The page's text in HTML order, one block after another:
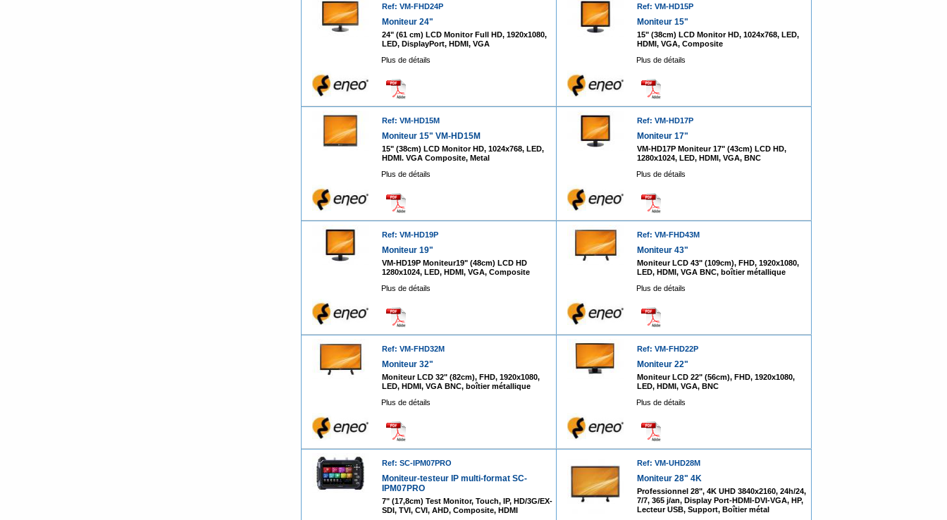
Ref: VM-FHD24P
Moniteur 24"
24" (61 cm) LCD Monitor Full HD, 1920x1080,
LED, DisplayPort, HDMI, VGA
Plus de détails
Ref: VM-HD15P
Moniteur 15"
15" (38cm) LCD Monitor HD, 1024x768, LED,
HDMI, VGA, Composite
Plus de détails
Ref: VM-HD15M
Moniteur 15" VM-HD15M
15" (38cm) LCD Monitor HD, 1024x768, LED,
HDMI. VGA Composite, Metal
Plus de détails
Ref: VM-HD17P
Moniteur 17"
VM-HD17P Moniteur 17" (43cm) LCD HD,
1280x1024, LED, HDMI, VGA, BNC
Plus de détails
Ref: VM-HD19P
Moniteur 19"
VM-HD19P Moniteur19" (48cm) LCD HD
1280x1024, LED, HDMI, VGA, Composite
Plus de détails
Ref: VM-FHD43M
Moniteur 43"
Moniteur LCD 43" (109cm), FHD, 1920x1080,
LED, HDMI, VGA BNC, boîtier métallique
Plus de détails
Ref: VM-FHD32M
Moniteur 32"
Moniteur LCD 32" (82cm), FHD, 1920x1080,
LED, HDMI, VGA BNC, boîtier métallique
Plus de détails
Ref: VM-FHD22P
Moniteur 22"
Moniteur LCD 22" (56cm), FHD, 1920x1080,
LED, HDMI, VGA, BNC
Plus de détails
Ref: SC-IPM07PRO
Moniteur-testeur IP multi-format SC-
IPM07PRO
7" (17,8cm) Test Monitor, Touch, IP, HD/3G/EX-
SDI, TVI, CVI, AHD, Composite, HDMI
Ref: VM-UHD28M
Moniteur 28" 4K
Professionnel 28", 4K UHD 3840x2160, 24h/24,
7/7, 365 j/an, Display Port-HDMI-DVI-VGA, HP,
Lecteur USB, Support, Boîtier métal